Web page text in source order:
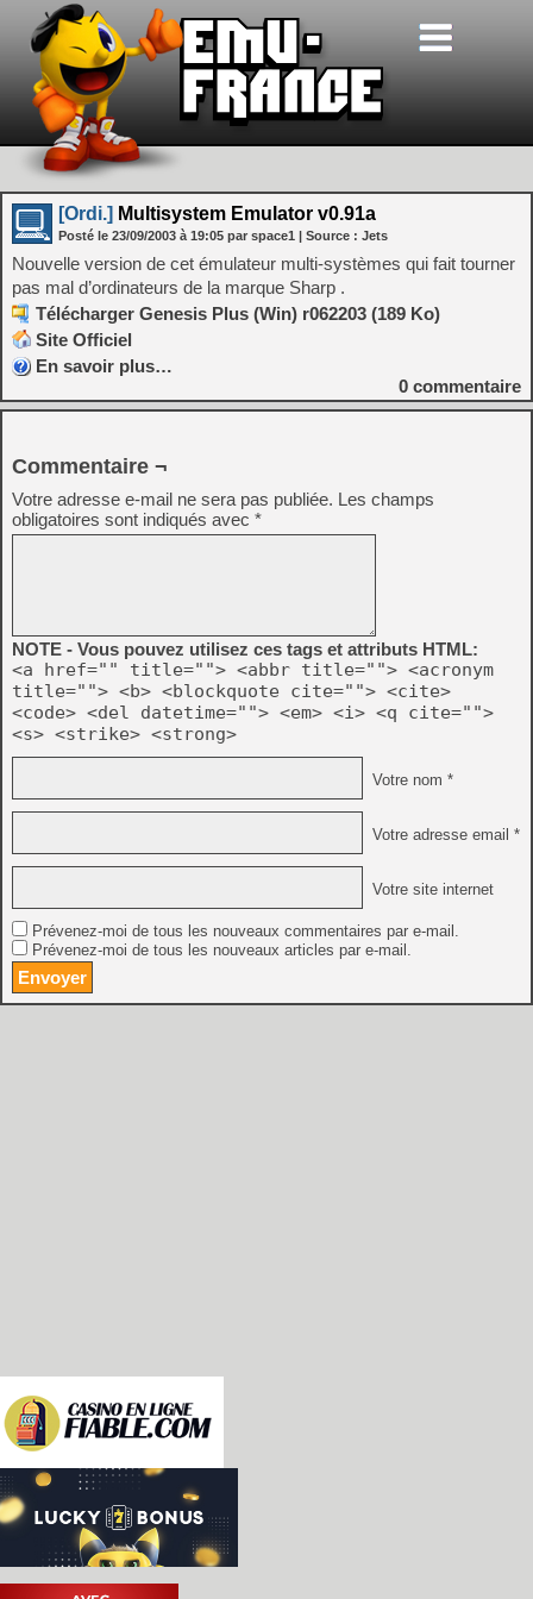
[Ordi.] Multisystem Emulator v0.91a
Posté le 23/09/2003 à 19:05 par space1 | Source : Jets
Nouvelle version de cet émulateur multi-systèmes qui fait tourner
pas mal d’ordinateurs de la marque Sharp .
Télécharger Genesis Plus (Win) r062203 (189 Ko)
Site Officiel
En savoir plus…
0 commentaire
Commentaire ¬
Votre adresse e-mail ne sera pas publiée. Les champs
obligatoires sont indiqués avec *
NOTE - Vous pouvez utilisez ces tags et attributs HTML:
<a href="" title=""> <abbr title=""> <acronym
title=""> <b> <blockquote cite=""> <cite>
<code> <del datetime=""> <em> <i> <q cite="">
<s> <strike> <strong>
Votre nom *
Votre adresse email *
Votre site internet
Prévenez-moi de tous les nouveaux commentaires par e-mail.
Prévenez-moi de tous les nouveaux articles par e-mail.